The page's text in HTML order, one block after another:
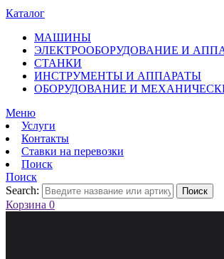
Каталог
МАШИНЫ
ЭЛЕКТРООБОРУДОВАНИЕ И
СТАНКИ
ИНСТРУМЕНТЫ И АППАРАТЫ
ОБОРУДОВАНИЕ И
Меню
Услуги
Контакты
Ставки на перевозки
Поиск
Поиск
Search:
Поиск
Корзина 0